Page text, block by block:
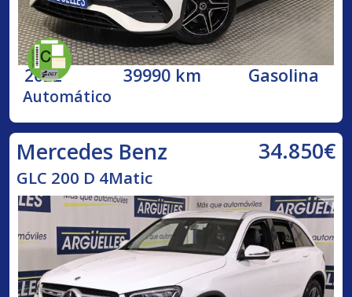
2022 39990 km Gasolina
Automático
Mercedes Benz 34.850€
GLC 200 D 4Matic